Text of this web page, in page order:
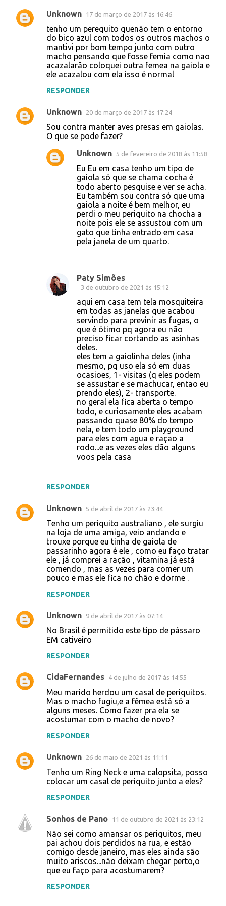
Unknown 17 de março de 2017 às 16:46
tenho um perequito quenão tem o entorno
do bico azul com todos os outros machos o
mantivi por bom tempo junto com outro
macho pensando que fosse femia como nao
acazalarão coloquei outra femea na gaiola e
ele acazalou com ela isso é normal
RESPONDER
Unknown 20 de março de 2017 às 17:24
Sou contra manter aves presas em gaiolas.
O que se pode fazer?
RESPONDER
Unknown 5 de fevereiro de 2018 às 11:58
Eu Eu em casa tenho um tipo de
gaiola só que se chama cocha é
todo aberto pesquise e ver se acha.
Eu também sou contra só que uma
gaiola a noite é bem melhor, eu
perdi o meu periquito na chocha a
noite pois ele se assustou com um
gato que tinha entrado em casa
pela janela de um quarto.
Paty Simões
3 de outubro de 2021 às 15:12
aqui em casa tem tela mosquiteira
em todas as janelas que acabou
servindo para previnir as fugas, o
que é ótimo pq agora eu não
preciso ficar cortando as asinhas
deles.
eles tem a gaiolinha deles (inha
mesmo, pq uso ela só em duas
ocasioes, 1- visitas (q eles podem
se assustar e se machucar, entao eu
prendo eles), 2- transporte.
no geral ela fica aberta o tempo
todo, e curiosamente eles acabam
passando quase 80% do tempo
nela, e tem todo um playground
para eles com agua e raçao a
rodo...e as vezes eles dão alguns
voos pela casa
Unknown 5 de abril de 2017 às 23:44
Tenho um periquito australiano , ele surgiu
na loja de uma amiga, veio andando e
trouxe porque eu tinha de gaiola de
passarinho agora é ele , como eu faço tratar
ele , já comprei a ração , vitamina já está
comendo , mas as vezes para comer um
pouco e mas ele fica no chão e dorme .
RESPONDER
Unknown 9 de abril de 2017 às 07:14
No Brasil é permitido este tipo de pássaro
EM cativeiro
RESPONDER
CidaFernandes 4 de julho de 2017 às 14:55
Meu marido herdou um casal de periquitos.
Mas o macho fugiu,e a fêmea está só a
alguns meses. Como fazer pra ela se
acostumar com o macho de novo?
RESPONDER
Unknown 26 de maio de 2021 às 11:11
Tenho um Ring Neck e uma calopsita, posso
colocar um casal de periquito junto a eles?
RESPONDER
Sonhos de Pano 11 de outubro de 2021 às 23:12
Não sei como amansar os periquitos, meu
pai achou dois perdidos na rua, e estão
comigo desde janeiro, mas eles ainda são
muito ariscos...não deixam chegar perto,o
que eu faço para acostumarem?
RESPONDER